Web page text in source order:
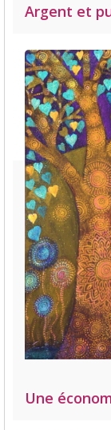
Argent et
Une